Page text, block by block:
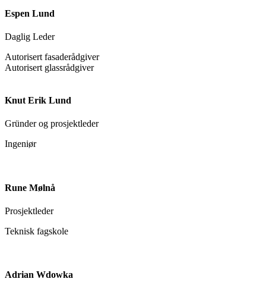
Espen Lund
Daglig Leder
Autorisert fasaderådgiver
Autorisert glassrådgiver
Knut Erik Lund
Gründer og prosjektleder
Ingeniør
Rune Mølnå
Prosjektleder
Teknisk fagskole
Adrian Wdowka